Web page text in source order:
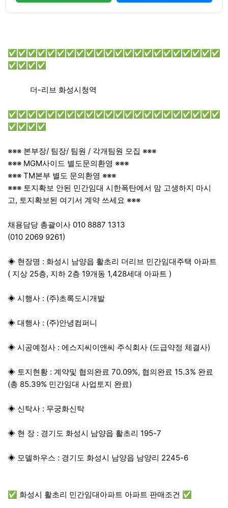
본문
✅✅✅✅✅✅✅✅✅✅✅✅✅✅✅✅✅✅✅✅✅✅
✅✅✅✅
더-리브 화성시청역
✅✅✅✅✅✅✅✅✅✅✅✅✅✅✅✅✅✅✅✅✅✅
✅✅✅✅
※※※ 본부장/ 팀장/ 팀원 / 각개팀원 모집 ※※※
※※※ MGM사이드 별도문의환영 ※※※
※※※ TM본부 별도 문의환영 ※※※
※※※ 토지확보 안된 민간임대 시한폭탄에서 맘 고생하지 마시
고, 토지확보된 여기서 계약 쓰세요 ※※※
채용담당 총괄이사 010 8887 1313
(010 2069 9261)
◈ 현장명 : 화성시 남양읍 활초리 더리브 민간임대주택 아파트
( 지상 25층, 지하 2층 19개동 1,428세대 아파트 )
◈ 시행사 : (주)초록도시개발
◈ 대행사 : (주)안녕컴퍼니
◈ 시공예정사 : 에스지씨이앤씨 주식회사 (도급약정 체결사)
◈ 토지현황 : 계약및 협의완료 70.09%, 협의완료 15.3% 완료
(총 85.39% 민간임대 사업토지 완료)
◈ 신탁사 : 무궁화신탁
◈ 현 장 : 경기도 화성시 남양읍 활초리 195-7
◈ 모델하우스 : 경기도 화성시 남양읍 남양리 2245-6
✅ 화성시 활초리 민간임대아파트 아파트 판매조건 ✅